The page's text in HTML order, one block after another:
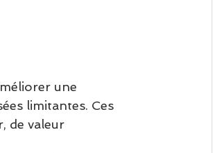
une
limitantes. Ces
de valeur